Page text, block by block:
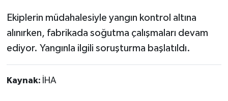
Ekiplerin müdahalesiyle yangın kontrol altına
alınırken, fabrikada soğutma çalışmaları devam
ediyor. Yangınla ilgili soruşturma başlatıldı.
Kaynak: İHA